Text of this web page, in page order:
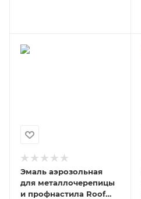
Эмаль аэрозольная
для металлочерепицы
и профнастила Roof